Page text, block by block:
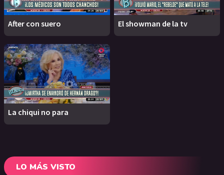
After con suero El showman de la tv
La chiqui no para
LO MÁS VISTO